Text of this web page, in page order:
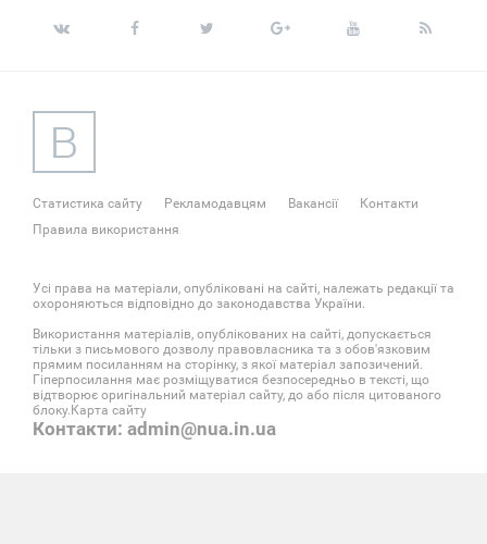
Статистика сайту Рекламодавцям Вакансії
Контакти
Правила використання
Усі права на матеріали, опубліковані на сайті, належать редакції та
охороняються відповідно до законодавства України.
Використання матеріалів, опублікованих на сайті, допускається
тільки з письмового дозволу правовласника та з обов'язковим
прямим посиланням на сторінку, з якої матеріал запозичений.
Гіперпосилання має розміщуватися безпосередньо в тексті, що
відтворює оригінальний матеріал сайту, до або після цитованого
блоку. Карта сайту
Контакти: admin@nua.in.ua